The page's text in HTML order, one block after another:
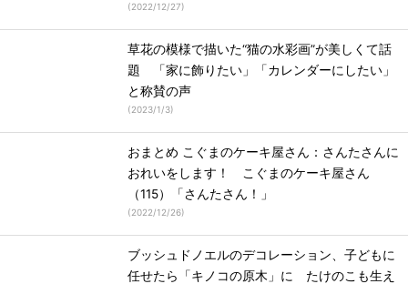
(2022/12/27)
草花の模様で描いた“猫の水彩画”が美しくて話
題 「家に飾りたい」「カレンダーにしたい」
と称賛の声
(2023/1/3)
おまとめ こぐまのケーキ屋さん：さんたさんに
おれいをします！ こぐまのケーキ屋さん
（115）「さんたさん！」
(2022/12/26)
ブッシュドノエルのデコレーション、子どもに
任せたら「キノコの原木」に たけのこも生え